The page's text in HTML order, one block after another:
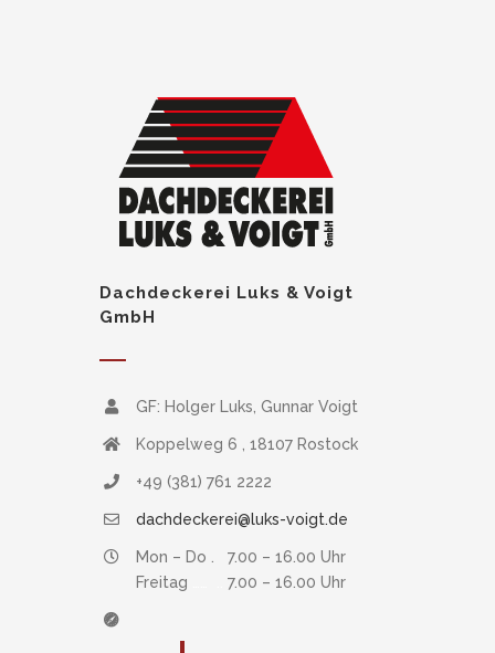
Dachdeckerei Luks & Voigt
GmbH
GF: Holger Luks, Gunnar Voigt
Koppelweg 6 , 18107 Rostock
+49 (381) 761 2222
dachdeckerei@luks-voigt.de
Mon – Do . 7.00 – 16.00 Uhr
Freitag
7.00 – 16.00 Uhr